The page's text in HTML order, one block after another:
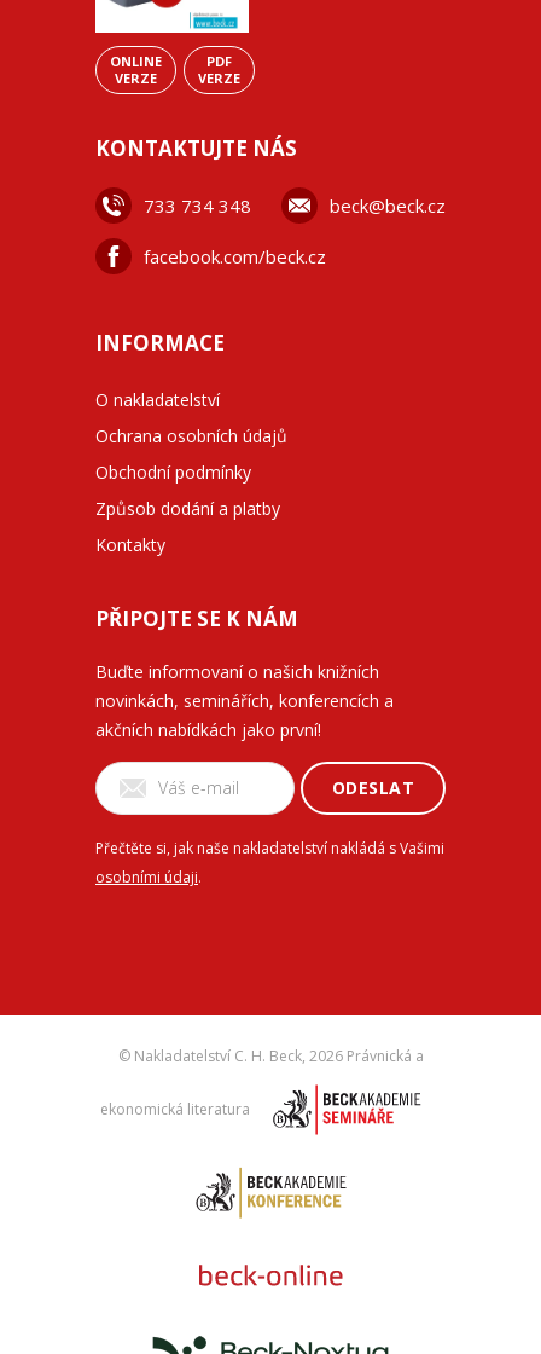
ONLINE
VERZE
PDF
VERZE
KONTAKTUJTE NÁS
733 734 348 beck@beck.cz
facebook.com/beck.cz
INFORMACE
O nakladatelství
Ochrana osobních údajů
Obchodní podmínky
Způsob dodání a platby
Kontakty
PŘIPOJTE SE K NÁM
Buďte informovaní o našich knižních
novinkách, seminářích, konferencích a
akčních nabídkách jako první!
ODESLAT
Přečtěte si, jak naše nakladatelství nakládá s Vašimi
osobními údaji.
© Nakladatelství C. H. Beck, 2026 Právnická a
ekonomická literatura